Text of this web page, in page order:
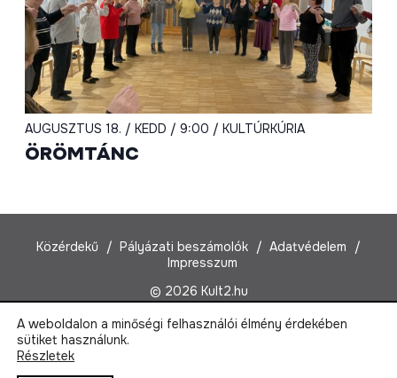
AUGUSZTUS 18. / KEDD / 9:00 / KULTÚRKÚRIA
ÖRÖMTÁNC
Közérdekű Pályázati beszámolók
Adatvédelem
Impresszum
© 2026 Kult2.hu
Kult2 Nonprofit Kft.
1022 Budapest, Marczibányi tér 5/A
A weboldalon a minőségi felhasználói élmény érdekében
sütiket használunk.
Részletek